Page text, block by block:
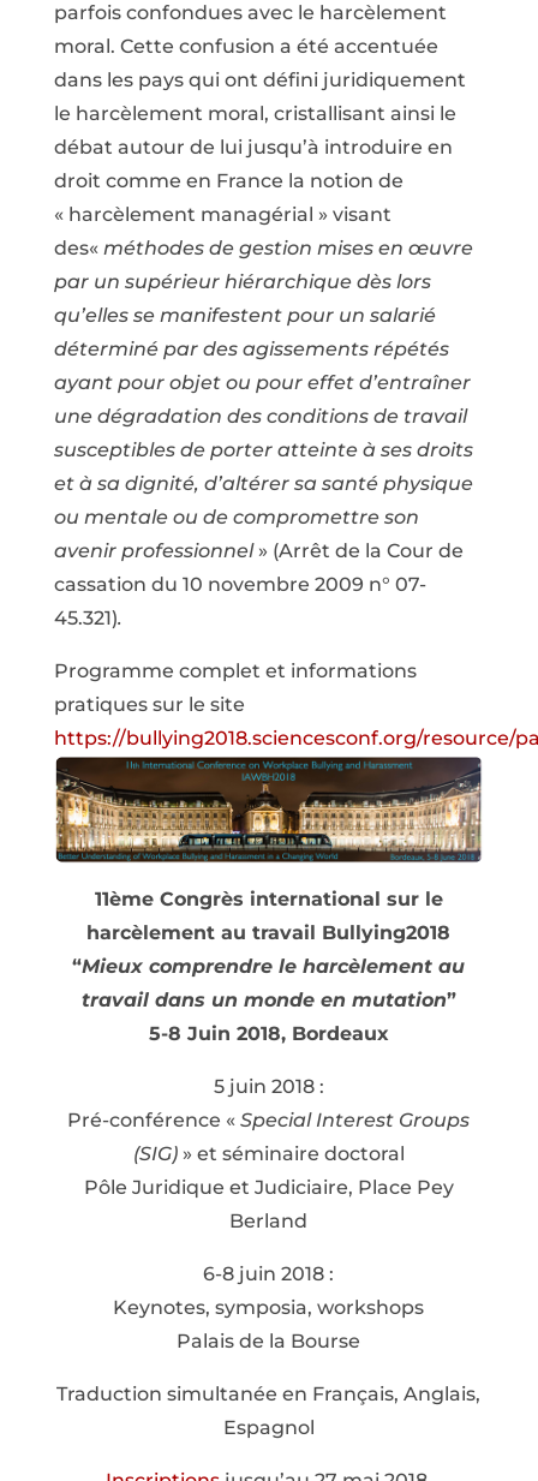
parfois confondues avec le harcèlement
moral. Cette confusion a été accentuée
dans les pays qui ont défini juridiquement
le harcèlement moral, cristallisant ainsi le
débat autour de lui jusqu’à introduire en
droit comme en France la notion de
« harcèlement managérial » visant
des« méthodes de gestion mises en œuvre
par un supérieur hiérarchique dès lors
qu’elles se manifestent pour un salarié
déterminé par des agissements répétés
ayant pour objet ou pour effet d’entraîner
une dégradation des conditions de travail
susceptibles de porter atteinte à ses droits
et à sa dignité, d’altérer sa santé physique
ou mentale ou de compromettre son
avenir professionnel» (Arrêt de la Cour de
cassation du 10 novembre 2009 n° 07-
45.321).
Programme complet et informations
pratiques sur le site
https://bullying2018.sciencesconf.org/resource/
11ème Congrès international sur le
harcèlement au travail Bullying2018
“Mieux comprendre le harcèlement au
travail dans un monde en mutation”
5-8 Juin 2018, Bordeaux
5 juin 2018 :
Pré-conférence «Special Interest Groups
(SIG)» et séminaire doctoral
Pôle Juridique et Judiciaire, Place Pey
Berland
6-8 juin 2018 :
Keynotes, symposia, workshops
Palais de la Bourse
Traduction simultanée en Français, Anglais,
Espagnol